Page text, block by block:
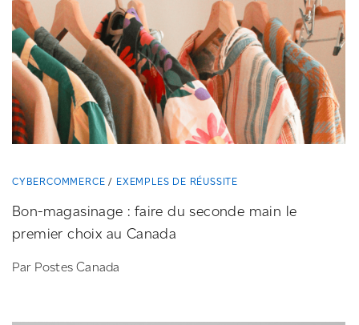
CYBERCOMMERCE EXEMPLES DE RÉUSSITE
Bon-magasinage : faire du seconde main le
premier choix au Canada
Par Postes Canada